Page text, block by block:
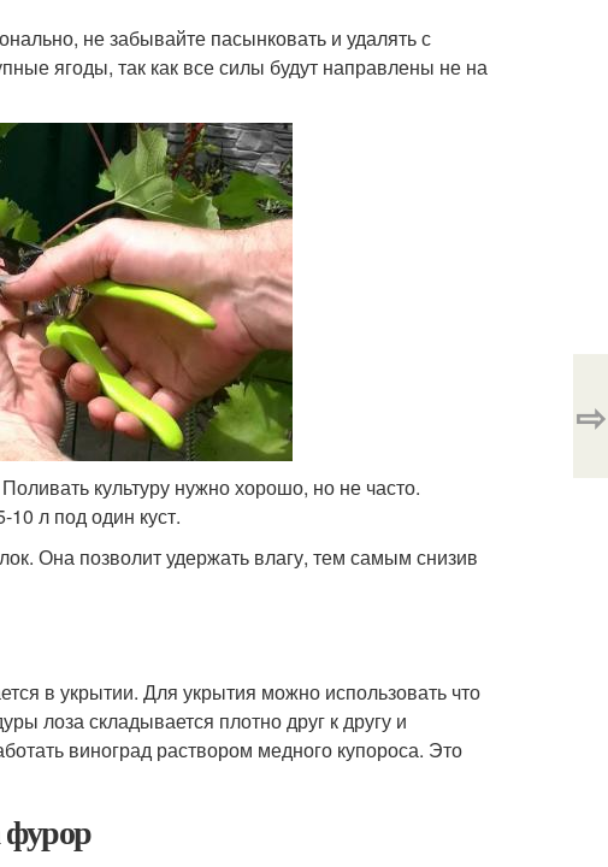
не забывайте пасынковать и удалять с
ягоды, так как все силы будут направлены не на
культуру нужно хорошо, но не часто.
л под один куст.
Она позволит удержать влагу, тем самым снизив
в укрытии. Для укрытия можно использовать что
лоза складывается плотно друг к другу и
виноград раствором медного купороса. Это
⇨